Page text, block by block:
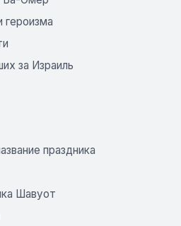
за Израиль
праздника
Шавуот